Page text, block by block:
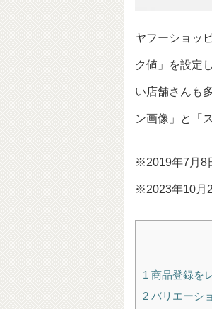
ヤフーショッ
ク値」を設定
い店舗さんも
ン画像」と「
※2019年7月8
※2023年10月
1 商品登録を
2 バリエーシ